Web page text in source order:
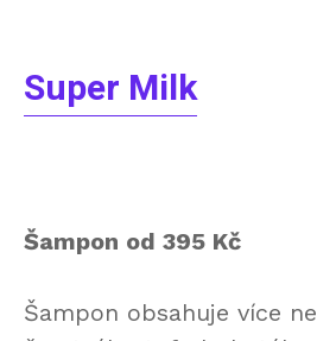
Super Milk
Šampon od 395 Kč
Šampon obsahuje více